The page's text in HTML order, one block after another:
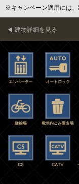
※キャンペーン適用には
建物詳細を見る